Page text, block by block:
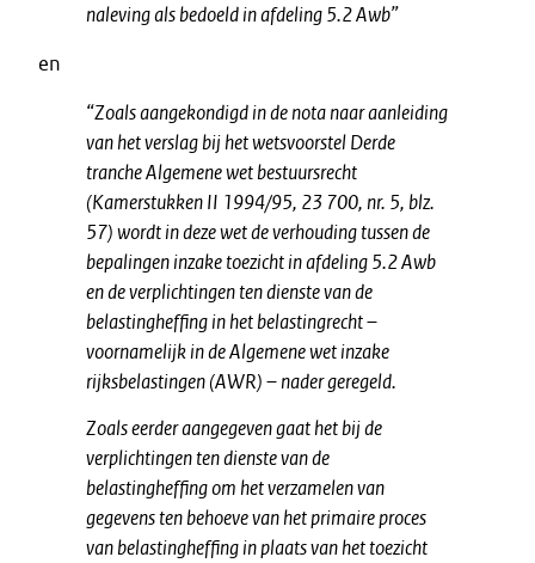
naleving als bedoeld in afdeling 5.2 Awb”
en
“Zoals aangekondigd in de nota naar aanleiding
van het verslag bij het wetsvoorstel Derde
tranche Algemene wet bestuursrecht
(Kamerstukken II 1994/95, 23 700, nr. 5, blz.
57) wordt in deze wet de verhouding tussen de
bepalingen inzake toezicht in afdeling 5.2 Awb
en de verplichtingen ten dienste van de
belastingheffing in het belastingrecht –
voornamelijk in de Algemene wet inzake
rijksbelastingen (AWR) – nader geregeld.
Zoals eerder aangegeven gaat het bij de
verplichtingen ten dienste van de
belastingheffing om het verzamelen van
gegevens ten behoeve van het primaire proces
van belastingheffing in plaats van het toezicht